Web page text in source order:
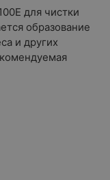
для чистки
образование
и других